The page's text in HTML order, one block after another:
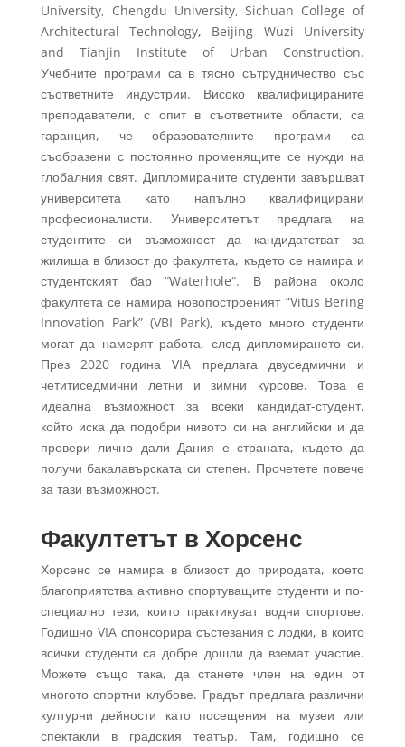
University, Chengdu University, Sichuan College of
Architectural Technology, Beijing Wuzi University
and Tianjin Institute of Urban Construction.
Учебните програми са в тясно сътрудничество със
съответните индустрии. Високо квалифицираните
преподаватели, с опит в съответните области, са
гаранция, че образователните програми са
съобразени с постоянно променящите се нужди на
глобалния свят. Дипломираните студенти завършват
университета като напълно квалифицирани
професионалисти. Университетът предлага на
студентите си възможност да кандидатстват за
жилища в близост до факултета, където се намира и
студентският бар “Waterhole“. В района около
факултета се намира новопостроеният “Vitus Bering
Innovation Park” (VBI Park), където много студенти
могат да намерят работа, след дипломирането си.
През 2020 година VIA предлага двуседмични и
четитиседмични летни и зимни курсове. Това е
идеална възможност за всеки кандидат-студент,
който иска да подобри нивото си на английски и да
провери лично дали Дания е страната, където да
получи бакалавърската си степен. Прочетете повече
за тази възможност.
Факултетът в Хорсенс
Хорсенс се намира в близост до природата, което
благоприятства активно спортуващите студенти и по-
специално тези, които практикуват водни спортове.
Годишно VIA спонсорира състезания с лодки, в които
всички студенти са добре дошли да вземат участие.
Можете също така, да станете член на един от
многото спортни клубове. Градът предлага различни
културни дейности като посещения на музеи или
спектакли в градския театър. Там, годишно се